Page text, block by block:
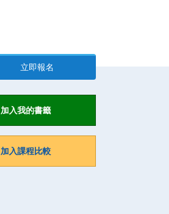
立即報名
加入我的書籤
加入課程比較